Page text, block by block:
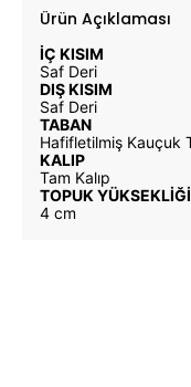
Ürün Açıklaması
İÇ KISIM
Saf Deri
DIŞ KISIM
Saf Deri
TABAN
Hafifletilmiş Kauçuk
KALIP
Tam Kalıp
TOPUK YÜKSEKLİĞİ
4 cm